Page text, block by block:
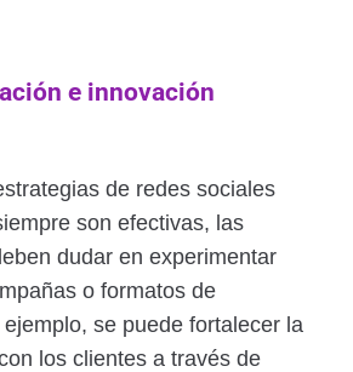
e innovación
de redes sociales
son efectivas, las
dudar en experimentar
o formatos de
se puede fortalecer la
los clientes a través de